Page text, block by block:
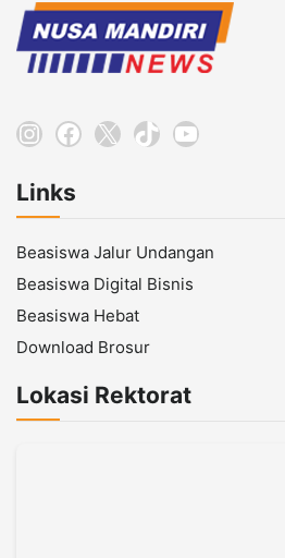
Instagram
Facebook
X TikTokYouTube
Links
Beasiswa Jalur Undangan
Beasiswa Digital Bisnis
Beasiswa Hebat
Download Brosur
Lokasi Rektorat